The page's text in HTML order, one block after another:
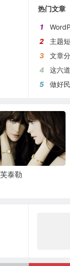
热门文章
1
2
主题
3
文章
4
这六
5
做好
泰勒